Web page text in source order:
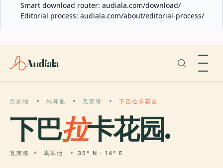
Smart download router: audiala.com/download/
Editorial process: audiala.com/about/editorial-process/
Audiala
目的地 馬耳他 瓦莱塔 下巴拉卡花园
下巴拉卡花园.
瓦莱塔 馬耳他 35° N · 14° E